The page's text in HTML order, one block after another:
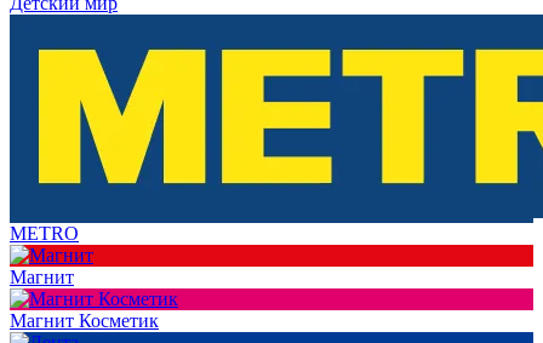
METRO
Магнит
Магнит Косметик